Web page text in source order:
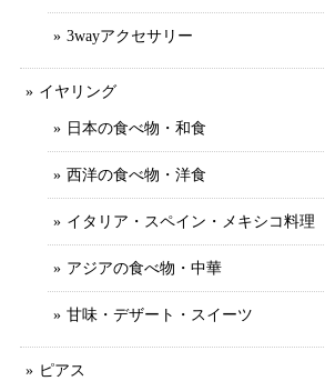
3wayアクセサリー
イヤリング
日本の食べ物・和食
西洋の食べ物・洋食
イタリア・スペイン・メキシコ料理
アジアの食べ物・中華
甘味・デザート・スイーツ
ピアス